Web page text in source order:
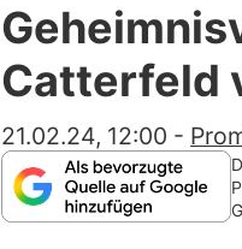
Catterfeld
21.02.24, 12:00 -